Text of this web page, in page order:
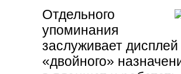
Отдельного
упоминания
заслуживает
«двойного»